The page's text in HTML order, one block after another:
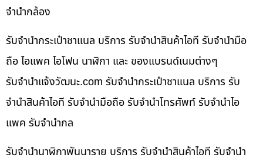
จำนำกล้อง
รับจำนำกระเป๋าชาแนล บริการ รับจำนำสินค้าไอที รับจำนำมือ
ถือ ไอแพค ไอโฟน นาฬิกา และ ของแบรนด์เนมต่างๆ
รับจํานําแจ้งวัฒนะ.com รับจำนำกระเป๋าชาแนล บริการ รับ
จำนำสินค้าไอที รับจำนำมือถือ รับจำนำโทรศัพท์ รับจำนำไอ
แพค รับจำนำกล
รับจำนำนาฬิกาพันนาราย บริการ รับจำนำสินค้าไอที รับจำนำ